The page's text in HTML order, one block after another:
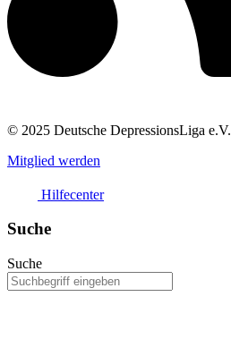
© 2025 Deutsche DepressionsLiga e.V.
Mitglied werden
Hilfecenter
Suche
Suche